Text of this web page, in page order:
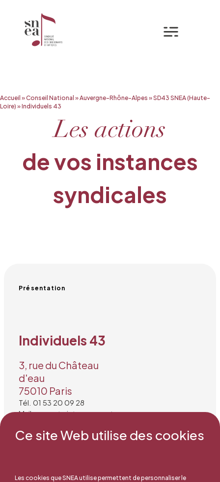
Ce site Web utilise des cookies
Les cookies que SNEA utilise permettent de personnaliser le
Aller
au
Accueil »Conseil National »Auvergne-Rhône-Alpes »SD43 SNEA (Haute-
Loire) »Individuels 43
Les actions
de vos instances
syndicales
Présentation
Individuels 43
3, rue du Château
d'eau
75010 Paris
Tél. 01 53 20 09 28
Mail : secretariat@snea.net